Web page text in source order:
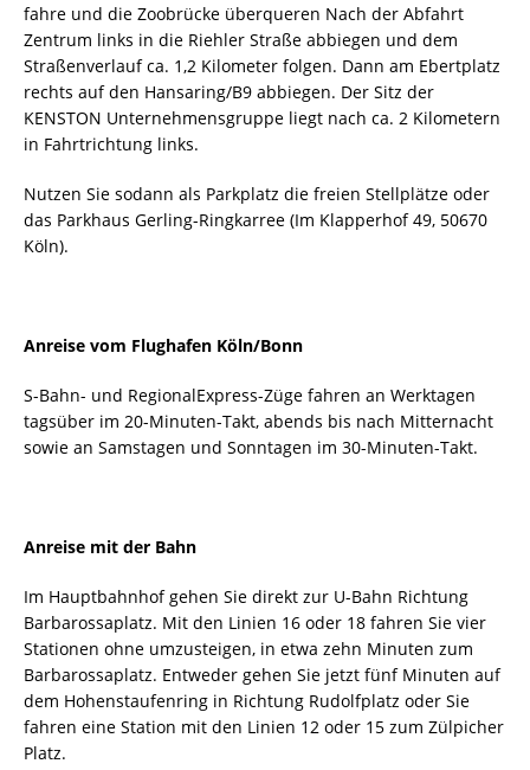
fahre und die Zoobrücke überqueren Nach der Abfahrt
Zentrum links in die Riehler Straße abbiegen und dem
Straßenverlauf ca. 1,2 Kilometer folgen. Dann am Ebertplatz
rechts auf den Hansaring/B9 abbiegen. Der Sitz der
KENSTON Unternehmensgruppe liegt nach ca. 2 Kilometern
in Fahrtrichtung links.
Nutzen Sie sodann als Parkplatz die freien Stellplätze oder
das Parkhaus Gerling-Ringkarree (Im Klapperhof 49, 50670
Köln).
Anreise vom Flughafen Köln/Bonn
S-Bahn- und RegionalExpress-Züge fahren an Werktagen
tagsüber im 20-Minuten-Takt, abends bis nach Mitternacht
sowie an Samstagen und Sonntagen im 30-Minuten-Takt.
Anreise mit der Bahn
Im Hauptbahnhof gehen Sie direkt zur U-Bahn Richtung
Barbarossaplatz. Mit den Linien 16 oder 18 fahren Sie vier
Stationen ohne umzusteigen, in etwa zehn Minuten zum
Barbarossaplatz. Entweder gehen Sie jetzt fünf Minuten auf
dem Hohenstaufenring in Richtung Rudolfplatz oder Sie
fahren eine Station mit den Linien 12 oder 15 zum Zülpicher
Platz.